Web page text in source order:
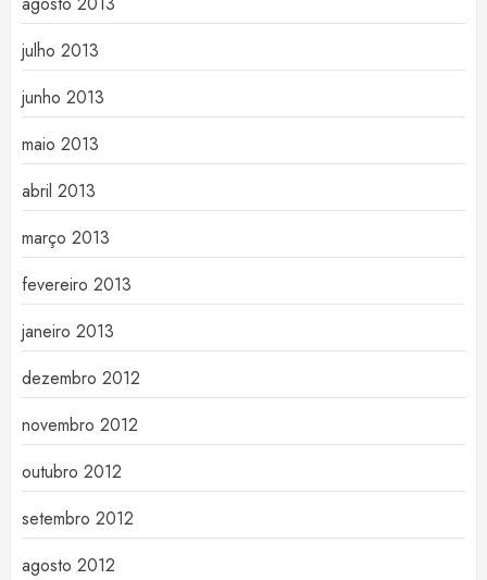
julho 2013
junho 2013
maio 2013
abril 2013
março 2013
fevereiro 2013
janeiro 2013
dezembro 2012
novembro 2012
outubro 2012
setembro 2012
agosto 2012